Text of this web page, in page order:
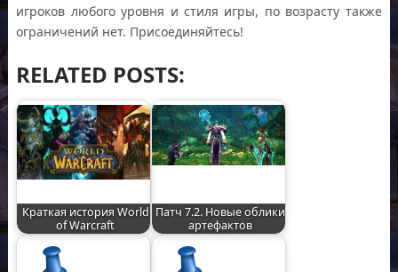
игроков любого уровня и стиля игры, по возрасту также
ограничений нет. Присоединяйтесь!
RELATED POSTS:
Краткая история World
of Warcraft
Патч 7.2. Новые облики
артефактов